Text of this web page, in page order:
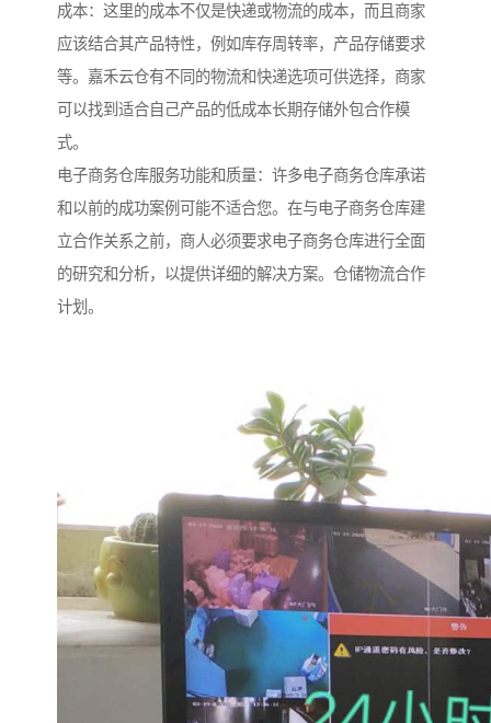
成本：这里的成本不仅是快递或物流的成本，而且商家
应该结合其产品特性，例如库存周转率，产品存储要求
等。嘉禾云仓有不同的物流和快递选项可供选择，商家
可以找到适合自己产品的低成本长期存储外包合作模
式。
电子商务仓库服务功能和质量：许多电子商务仓库承诺
和以前的成功案例可能不适合您。在与电子商务仓库建
立合作关系之前，商人必须要求电子商务仓库进行全面
的研究和分析，以提供详细的解决方案。仓储物流合作
计划。